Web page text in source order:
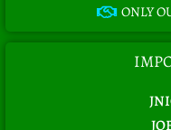
ONLY